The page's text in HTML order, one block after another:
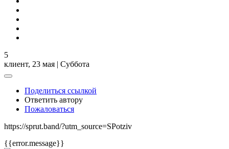
5
клиент, 23 мая | Суббота
Поделиться ссылкой
Ответить автору
Пожаловаться
https://sprut.band/?utm_source=SPotziv
{{error.message}}